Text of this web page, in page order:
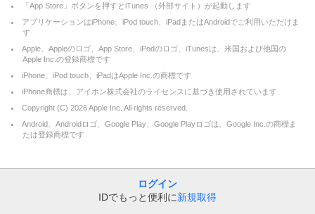
「App Store」ボタンを押すとiTunes （外部サイト）が起動します
アプリケーションはiPhone、iPod touch、iPadまたはAndroidでご利用いただけま
す
Apple、Appleのロゴ、App Store、iPodのロゴ、iTunesは、米国および他国の
Apple Inc.の登録商標です
iPhone、iPod touch、iPadはApple Inc.の商標です
iPhone商標は、アイホン株式会社のライセンスに基づき使用されています
Copyright (C) 2026Apple Inc. All rights reserved.
Android、Androidロゴ、Google Play、Google Playロゴは、Google Inc.の商標ま
たは登録商標です
ログイン
IDでもっと便利に新規取得